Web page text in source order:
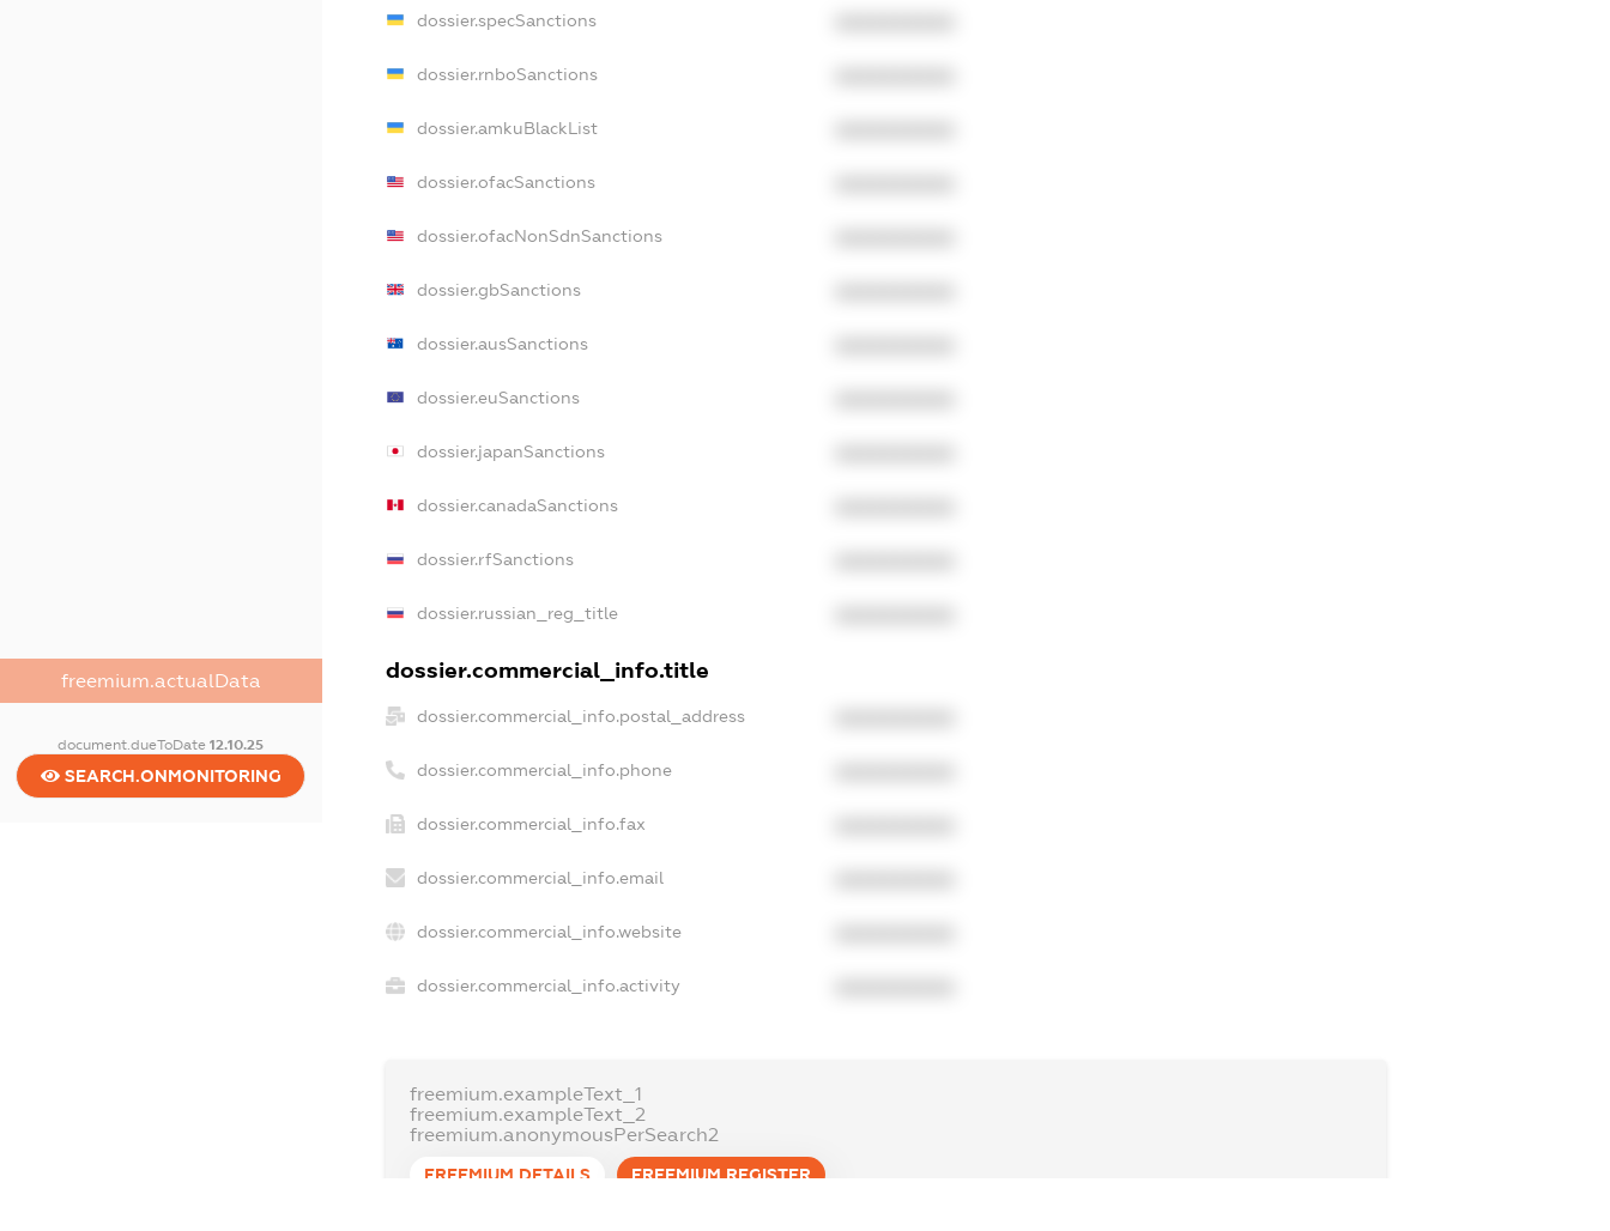
freemium.actualData
document.dueToDate12.10.25
SEARCH.ONMONITORING
dossier.specSanctions
dossier.rnboSanctions
dossier.amkuBlackList
dossier.ofacSanctions
dossier.ofacNonSdnSanctions
dossier.gbSanctions
dossier.ausSanctions
dossier.euSanctions
dossier.japanSanctions
dossier.canadaSanctions
dossier.rfSanctions
dossier.russian_reg_title
dossier.commercial_info.title
dossier.commercial_info.postal_address
dossier.commercial_info.phone
dossier.commercial_info.fax
dossier.commercial_info.email
dossier.commercial_info.website
dossier.commercial_info.activity
freemium.exampleText_1
freemium.exampleText_2
freemium.anonymousPerSearch2
FREEMIUM.DETAILS FREEMIUM.REGISTER